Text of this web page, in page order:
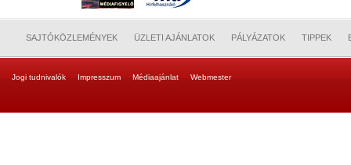
SAJTÓKÖZLEMÉNYEK ÜZLETI AJÁNLATOK PÁLYÁZATOK TIPPEK
Jogi tudnivalók Impresszum Médiaajánlat Webmester